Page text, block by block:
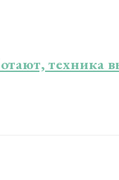
техника